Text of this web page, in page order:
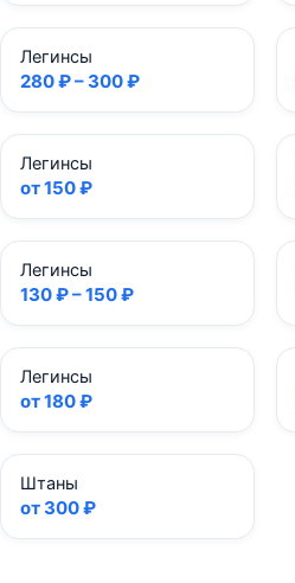
Легинсы
280 ₽ – 300 ₽
Легинсы
от 150 ₽
Легинсы
130 ₽ – 150 ₽
Легинсы
от 180 ₽
Штаны
от 300 ₽